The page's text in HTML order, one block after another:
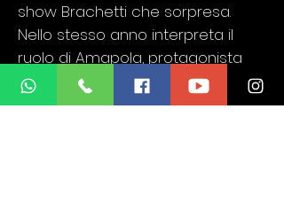
show Brachetti che sorpresa.
Nello stesso anno interpreta il
ruolo di Amapola, protagonista
femminile dell’opera drammatica
Polvere di stelle.